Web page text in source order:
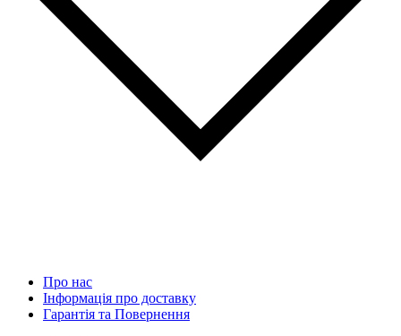
Про нас
Інформація про доставку
Гарантія та Повернення